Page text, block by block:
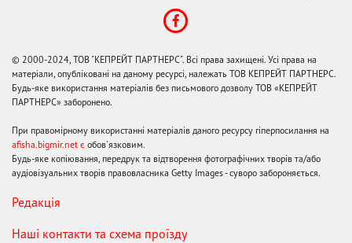
© 2000-2024, ТОВ "КЕПРЕЙТ ПАРТНЕРС". Всі права захищені. Усі права на
матеріали, опубліковані на даному ресурсі, належать ТОВ КЕПРЕЙТ ПАРТНЕРС.
Будь-яке використання матеріалів без письмового дозволу ТОВ «КЕПРЕЙТ
ПАРТНЕРС» заборонено.
При правомірному використанні матеріалів даного ресурсу гіперпосилання на
afisha.bigmir.net є обов'язковим.
Будь-яке копіювання, передрук та відтворення фотографічних творів та/або
аудіовізуальних творів правовласника Getty Images - суворо забороняється.
Редакція
Наші контакти та схема проїзду